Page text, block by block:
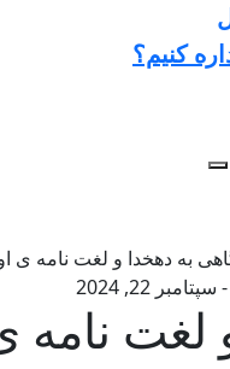
کنیم؟
به دهخدا و لغت نامه ی
- سپتامبر 22, 2024
لغت نامه